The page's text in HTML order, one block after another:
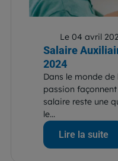
Le 04 avril
Salaire
2024
Dans le monde
passion
salaire reste une
le...
Lire la suite